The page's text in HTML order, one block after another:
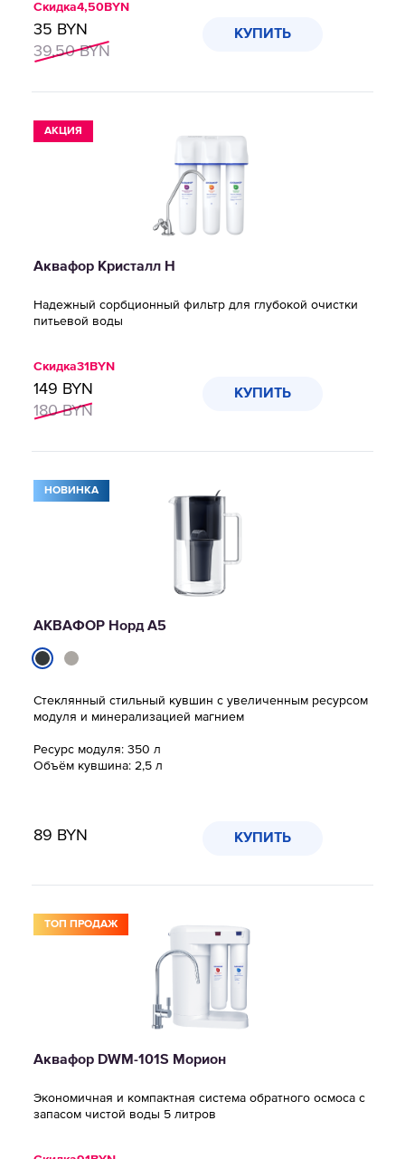
Скидка4,50 BYN
35 BYN
39,50 BYN
КУПИТЬ
АКЦИЯ
Аквафор Кристалл Н
Надежный сорбционный фильтр для глубокой очистки
питьевой воды
Скидка31 BYN
149 BYN
180 BYN
КУПИТЬ
НОВИНКА
АКВАФОР Норд A5
Стеклянный стильный кувшин с увеличенным ресурсом
модуля и минерализацией магнием
Ресурс модуля: 350 л
Объём кувшина: 2,5 л
89 BYN КУПИТЬ
ТОП ПРОДАЖ
Аквафор DWM-101S Морион
Экономичная и компактная система обратного осмоса с
запасом чистой воды 5 литров